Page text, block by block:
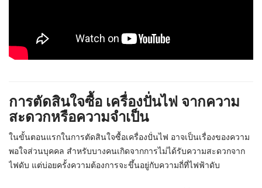
การตัดสินใจซื้อ เครื่องปั่นไฟ จากความ
สะดวกหรือความจำเป็น
ในขั้นตอนแรกในการตัดสินใจซื้อเครื่องปั่นไฟ อาจเป็นเรื่องของความ
พอใจส่วนบุคคล สำหรับบางคนเกิดจากการไม่ได้รับความสะดวกจาก
ไฟดับ แต่บ่อยครั้งความต้องการจะขึ้นอยู่กับความถี่ที่ไฟฟ้าดับ